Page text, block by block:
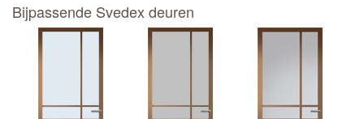
Bijpassende Svedex deuren